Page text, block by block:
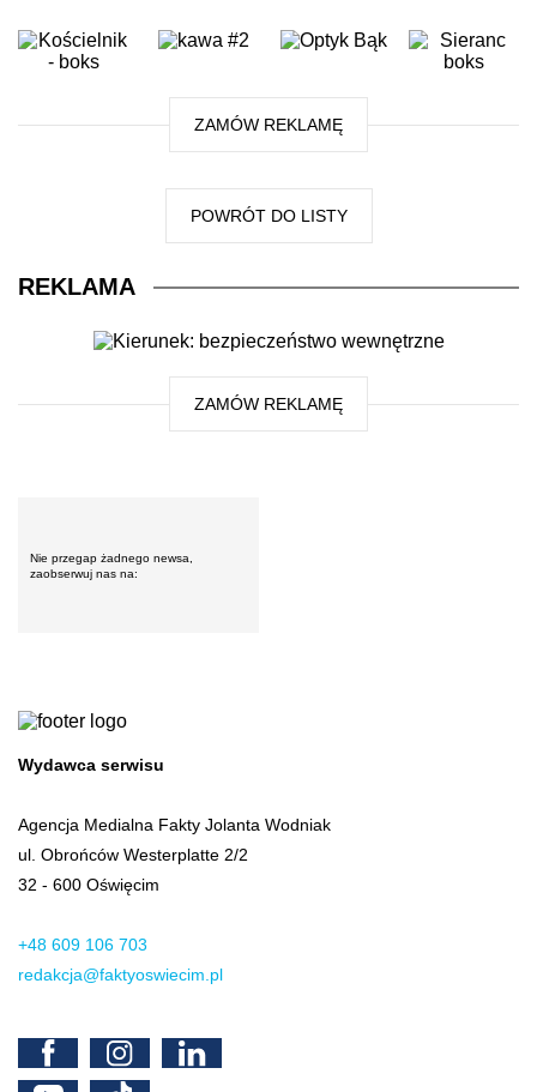
ZAMÓW REKLAMĘ
POWRÓT DO LISTY
REKLAMA
ZAMÓW REKLAMĘ
Nie przegap żadnego newsa,
zaobserwuj nas na:
Wydawca serwisu
Agencja Medialna Fakty Jolanta Wodniak
ul. Obrońców Westerplatte 2/2
32 - 600 Oświęcim
+48 609 106 703
redakcja@faktyoswiecim.pl
FacebookInstagramLinkedIn